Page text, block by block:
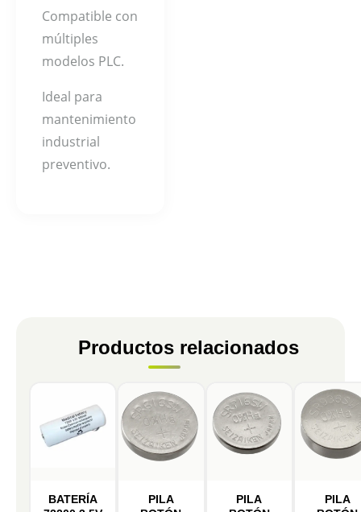
Compatible con
múltiples
modelos PLC.
Ideal para
mantenimiento
industrial
preventivo.
Productos relacionados
BATERÍA
PILA
PILA
PILA